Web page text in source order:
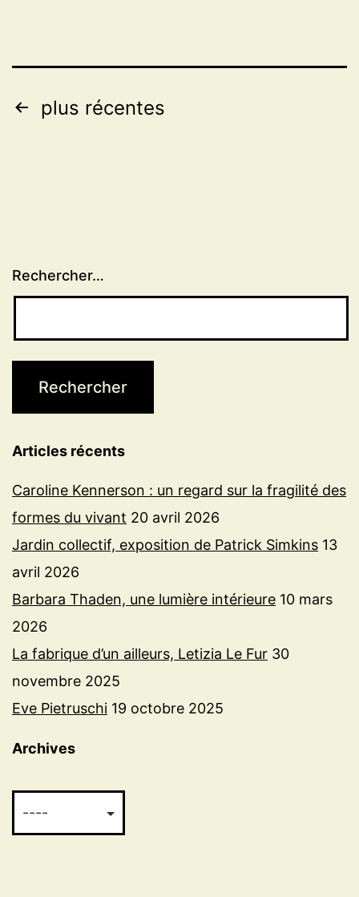
Pagination
plus récentes
Rechercher…
Articles récents
Caroline Kennerson : un regard sur la fragilité des
formes du vivant 20 avril 2026
Jardin collectif, exposition de Patrick Simkins 13
avril 2026
Barbara Thaden, une lumière intérieure 10 mars
2026
La fabrique d’un ailleurs, Letizia Le Fur 30
novembre 2025
Eve Pietruschi 19 octobre 2025
Archives